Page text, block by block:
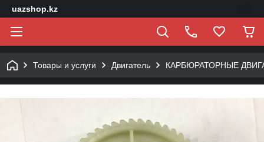
uazshop.kz
Товары и услуги Двигатель КАРБЮРАТОРНЫЕ